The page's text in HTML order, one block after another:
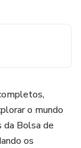
o mundo
da Bolsa de
os